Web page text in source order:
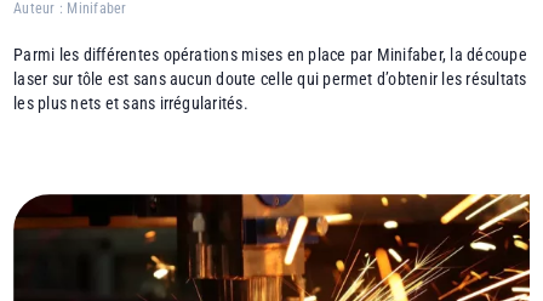
Auteur : Minifaber
Parmi les différentes opérations mises en place par Minifaber, la découpe
laser sur tôle est sans aucun doute celle qui permet d’obtenir les résultats
les plus nets et sans irrégularités.